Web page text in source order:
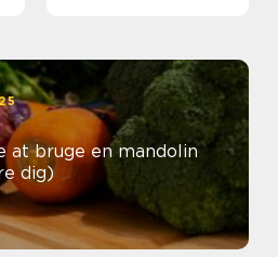
at bruge en mandolin
dig)